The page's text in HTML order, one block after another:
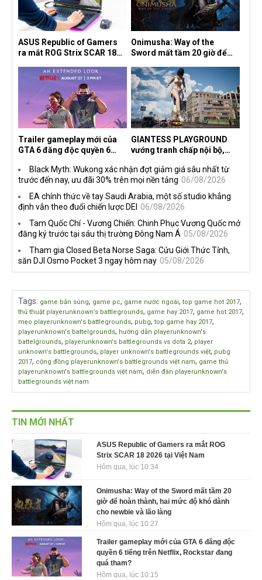
ASUS Republic of Gamers
ra mắt ROG Strix SCAR 18
Onimusha: Way of the
Sword mất tầm 20 giờ để
dành cho newbie và lão làng
Trailer gameplay mới của
GTA 6 đăng độc quyền 6
đang quá tham?
GIANTESS PLAYGROUND
vướng tranh chấp nội bộ,
ngầm chiếm đoạt doanh thu
Black Myth: Wukong xác nhận đợt giảm giá sâu nhất từ
trước đến nay, ưu đãi 30% trên mọi nền tảng 06/08/2026
EA chính thức về tay Saudi Arabia, một số studio khẳng
định vẫn theo đuổi chiến lược DEI
06/08/2026
Tam Quốc Chí - Vương Chiến: Chinh Phục Vương Quốc mở
đăng ký trước tại sáu thị trường Đông Nam Á 05/08/2026
Tham gia Closed Beta Norse Saga: Cửu Giới Thức Tỉnh,
săn DJI Osmo Pocket 3 ngay hôm nay 05/08/2026
Tags: game bắn súng, game pc, game nước ngoài, top game hot 2017,
thủ thuật playerunknown’s battlegrounds, game hay 2017, game hot 2017,
mẹo playerunknown's battlegrounds, pubg, top game hay 2017,
playerunknown's battelgrounds, hướng dẫn playerunknown's
battelgrounds, playerunknown's battlegrounds vs dota 2, player
unknown's battlegrounds, player unknown's battlegrounds việt, pubg
2017, cộng đồng playerunknown's battlegrounds việt nam, game thủ
playerunknown's battlegrounds việt nam, diễn đàn playerunknown's
battlegrounds việt nam
TIN MỚI NHẤT
ASUS Republic of Gamers ra mắt ROG
Strix SCAR 18 2026 tại Việt Nam
Hôm qua, lúc 10:34
Onimusha: Way of the Sword mất tầm 20
giờ để hoàn thành, hai mức độ khó dành
cho newbie và lão làng
Hôm qua, lúc 10:27
Trailer gameplay mới của GTA 6 đăng độc
quyền 6 tiếng trên Netflix, Rockstar đang
quá tham?
Hôm qua, lúc 10:15